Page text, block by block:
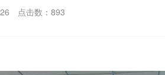
点击数： 893